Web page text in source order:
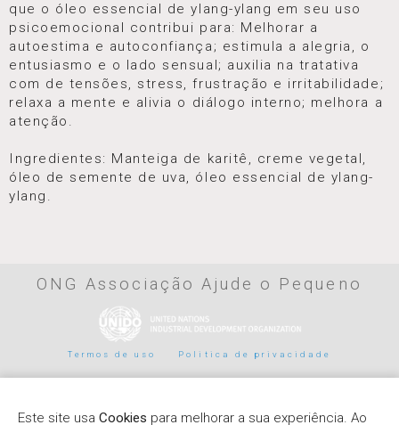
que o óleo essencial de ylang-ylang em seu uso
psicoemocional contribui para: Melhorar a
autoestima e autoconfiança; estimula a alegria, o
entusiasmo e o lado sensual; auxilia na tratativa
com de tensões, stress, frustração e irritabilidade;
relaxa a mente e alivia o diálogo interno; melhora a
atenção.
Ingredientes: Manteiga de karitê, creme vegetal,
óleo de semente de uva, óleo essencial de ylang-
ylang.
ONG Associação Ajude o Pequeno
Termos de uso Politica de privacidade
Este site usa Cookies para melhorar a sua experiência. Ao